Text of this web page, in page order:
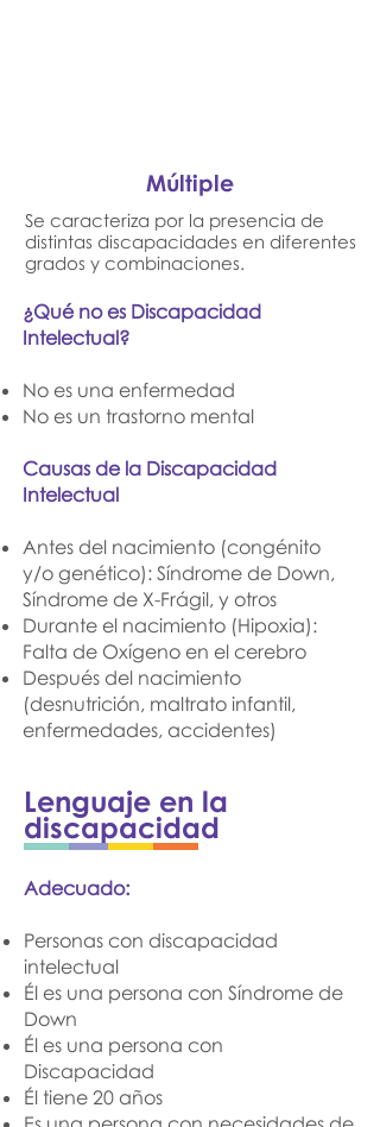
Múltiple
Se caracteriza por la presencia de
distintas discapacidades en diferentes
grados y combinaciones.
¿Qué no es Discapacidad
Intelectual?
No es una enfermedad
No es un trastorno mental
Causas de la Discapacidad
Intelectual
Antes del nacimiento (congénito
y/o genético): Síndrome de Down,
Síndrome de X-Frágil, y otros
Durante el nacimiento (Hipoxia):
Falta de Oxígeno en el cerebro
Después del nacimiento
(desnutrición, maltrato infantil,
enfermedades, accidentes)
Lenguaje en la
discapacidad
Adecuado:
Personas con discapacidad
intelectual
Él es una persona con Síndrome de
Down
Él es una persona con
Discapacidad
Él tiene 20 años